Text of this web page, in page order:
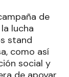
de
lucha
stand
como así
social y